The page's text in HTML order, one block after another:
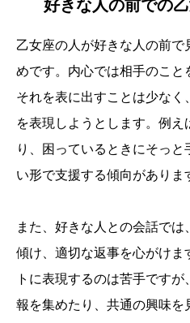
好きな人の前での
乙女座の人が好きな人の前で
めです。内心では相手のこと
それを表に出すことは少なく
を表現しようとします。例
り、困っているときにそっ
い形で支援する傾向がありま
また、好きな人との会話で
傾け、適切な返事を心がけま
トに表現するのは苦手です
報を集めたり、共通の興味を